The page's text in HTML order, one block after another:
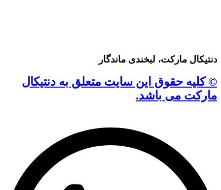
دنتیکال مارکت، لبخندی ماندگار
© کلیه حقوق این سایت متعلق به دنتیکال
مارکت می باشد.